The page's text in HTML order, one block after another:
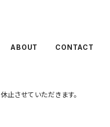
ABOUT CONTACT
させていただきます。